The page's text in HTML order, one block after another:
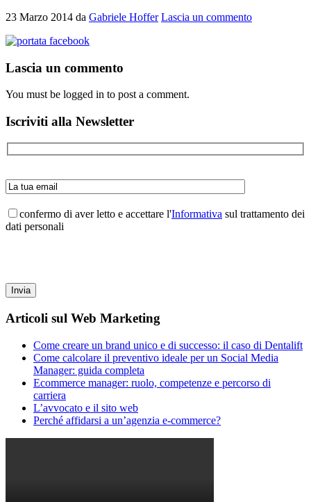
23 Marzo 2014 da Gabriele Hoffer Lascia un commento
Interazioni
lettore
Lascia un commento
You must be logged in to post a comment.
Barra
laterale
primaria
Iscriviti alla Newsletter
confermo di aver letto e accettare l'Informativa sul trattamento dei
dati personali
Articoli sul Web Marketing
Come creare un brand unico e di successo: il caso di Dentalift
Come calcolare il preventivo ideale per un Social Media
Manager: guida completa
Ecommerce manager: ruolo, competenze e percorso di
carriera
L’avvocato e il sito web
Perché affidarsi a un’agenzia e-commerce?